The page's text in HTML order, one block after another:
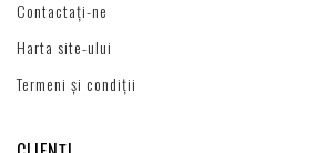
Contactați-ne
Harta site-ului
Termeni și condiții